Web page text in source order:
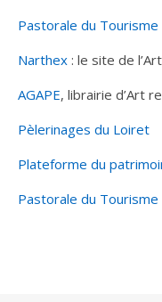
Pastorale du Tourisme
Narthex : le site de
AGAPE, librairie d’Art
Pèlerinages du Loiret
Plateforme du
Pastorale du